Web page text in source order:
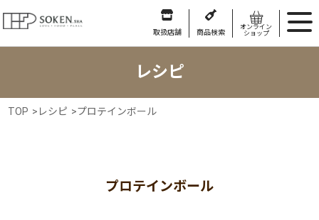
取扱店舗 商品検索
オンライン
ショップ
レシピ
TOP > レシピ >プロテインボール
プロテインボール